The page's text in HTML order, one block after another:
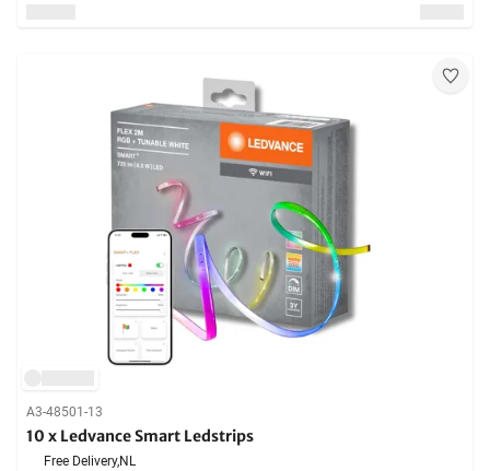
A3-48501-13
10 x Ledvance Smart Ledstrips
Free Delivery,NL